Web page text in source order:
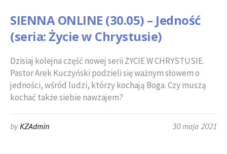
SIENNA ONLINE (30.05) – Jedność
(seria: Życie w Chrystusie)
Dzisiaj kolejna część nowej serii ŻYCIE W CHRYSTUSIE.
Pastor Arek Kuczyński podzieli się ważnym słowem o
jedności, wśród ludzi, którzy kochają Boga. Czy muszą
kochać także siebie nawzajem?
30 maja 2021
by KZAdmin